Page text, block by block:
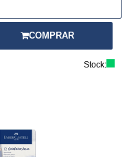
COMPRAR
Stock: